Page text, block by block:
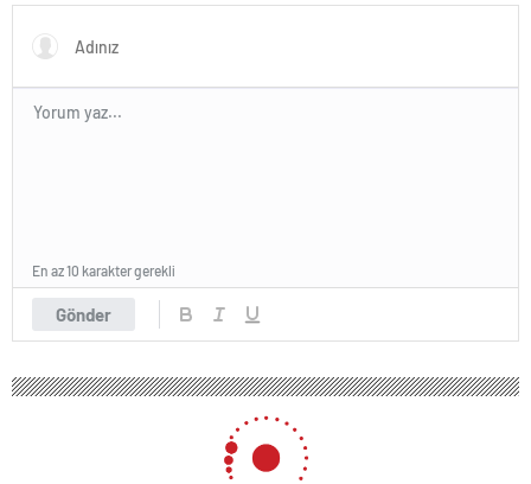
Gönder
En az 10 karakter gerekli